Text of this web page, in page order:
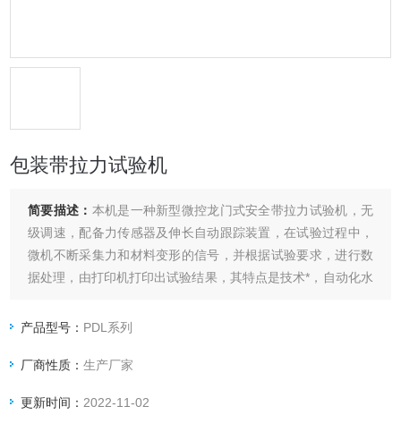
包装带拉力试验机
简要描述： 本机是一种新型微控龙门式安全带拉力试验机，无
级调速，配备力传感器及伸长自动跟踪装置，在试验过程中，
微机不断采集力和材料变形的信号，并根据试验要求，进行数
据处理，由打印机打印出试验结果，其特点是技术*，自动化水
请，我们会根据您的需求进行科学搭配，帮助您选择更为经济
产品型号： PDL系列
厂商性质：生产厂家
更新时间： 2022-11-02